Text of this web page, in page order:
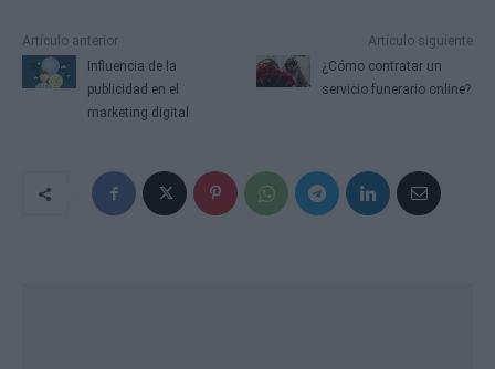
Artículo anterior
Influencia de la
publicidad en el
marketing digital
Artículo siguiente
¿Cómo contratar un
servicio funerario online?